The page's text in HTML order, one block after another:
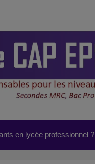
en lycée professionnel ?